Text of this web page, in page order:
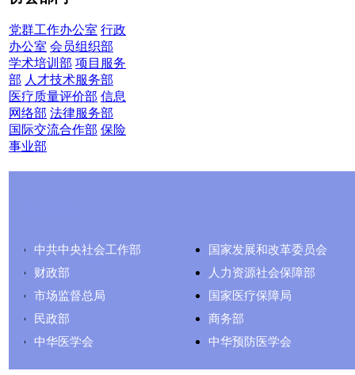
党群工作办公室 行政
办公室 会员组织部
学术培训部 项目服务
部 人才技术服务部
医疗质量评价部 信息
网络部 法律服务部
国际交流合作部 保险
事业部
中共中央社会工作部
国家发展和改革委员会
财政部
人力资源社会保障部
市场监督总局
国家医疗保障局
民政部
商务部
中华医学会
中华预防医学会